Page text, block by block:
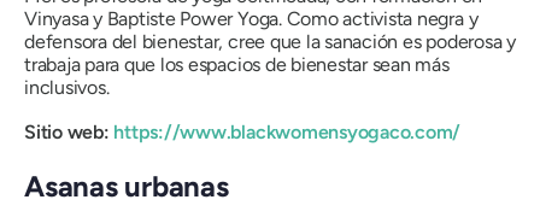
Vinyasa y Baptiste Power Yoga. Como activista negra y
defensora del bienestar, cree que la sanación es poderosa y
trabaja para que los espacios de bienestar sean más
inclusivos.
Sitio web: https://www.blackwomensyogaco.com/
Asanas urbanas